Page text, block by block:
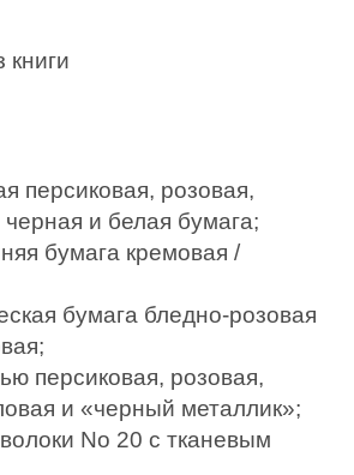
книги
персиковая, розовая,
и белая бумага;
бумага кремовая /
бумага бледно-розовая
персиковая, розовая,
и «черный металлик»;
No 20 с тканевым